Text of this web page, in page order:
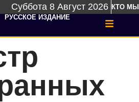
Суббота 8 Август 2026 КТО МЫ
РУССКОЕ ИЗДАНИЕ